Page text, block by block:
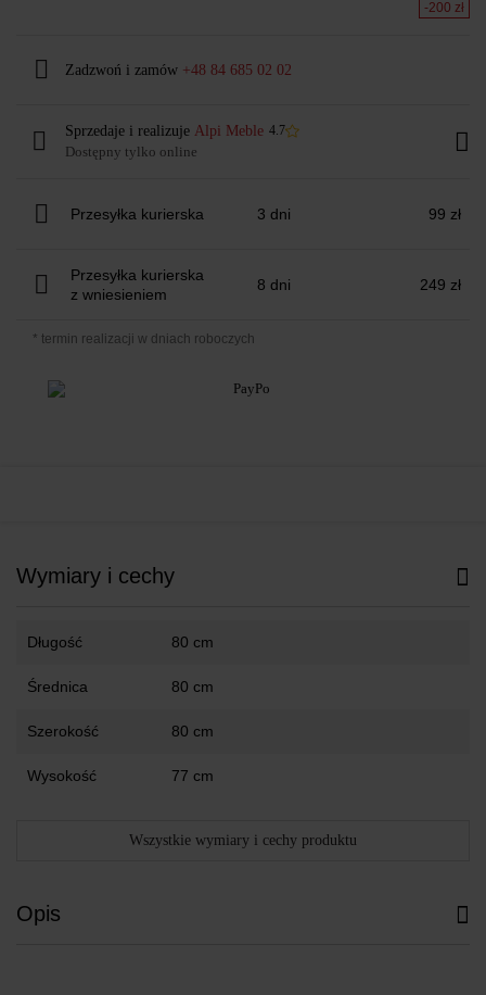
-200 zł
Zadzwoń i zamów +48 84 685 02 02
Sprzedaje i realizuje Alpi Meble 4.7
Dostępny tylko online
Przesyłka kurierska 3 dni 99 zł
Przesyłka kurierska
z wniesieniem
8 dni 249 zł
* termin realizacji w dniach roboczych
Wymiary i cechy
Długość 80 cm
Średnica 80 cm
Szerokość 80 cm
Wysokość 77 cm
Wszystkie wymiary i cechy produktu
Opis